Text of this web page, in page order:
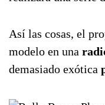
Así las cosas, el
modelo en una
demasiado exótica